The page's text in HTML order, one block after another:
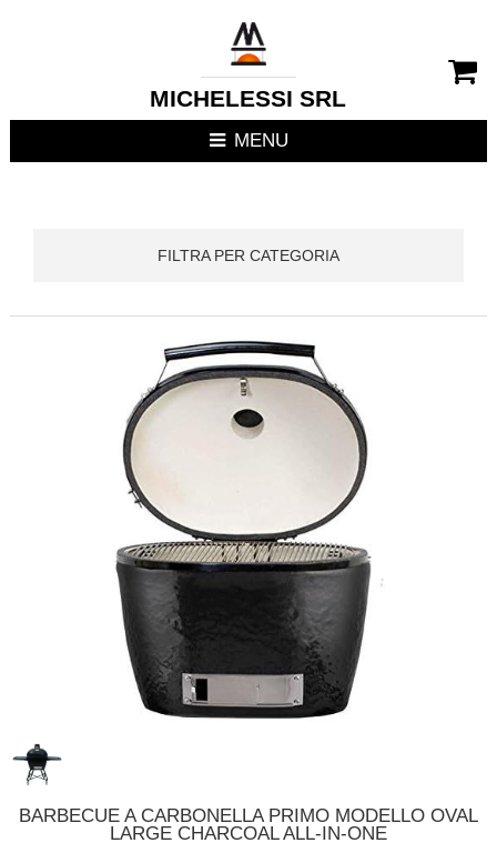
MICHELESSI SRL
MENU
RIVESTIMENTI
TERMOCUCINE E
CUCINE DA INTERNO
CALDAIE
GAZEBI
CAMINI A GAS
BARBECUE
FORNI
FILTRA PER CATEGORIA
BARBECUE A CARBONELLA PRIMO MODELLO OVAL
LARGE CHARCOAL ALL-IN-ONE